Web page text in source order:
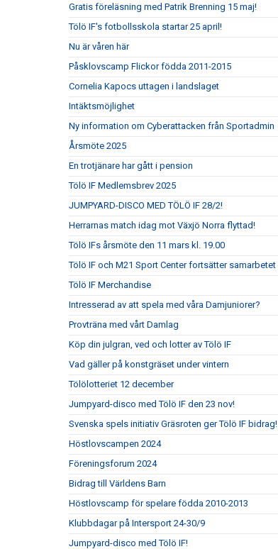
Gratis föreläsning med Patrik Brenning 15 maj!
Tölö IF's fotbollsskola startar 25 april!
Nu är våren här
Påsklovscamp Flickor födda 2011-2015
Cornelia Kapocs uttagen i landslaget
Intäktsmöjlighet
Ny information om Cyberattacken från Sportadmin
Årsmöte 2025
En trotjänare har gått i pension
Tölö IF Medlemsbrev 2025
JUMPYARD-DISCO MED TÖLÖ IF 28/2!
Herrarnas match idag mot Växjö Norra flyttad!
Tölö IFs årsmöte den 11 mars kl. 19.00
Tölö IF och M21 Sport Center fortsätter samarbetet
Tölö IF Merchandise
Intresserad av att spela med våra Damjuniorer?
Provträna med vårt Damlag
Köp din julgran, ved och lotter av Tölö IF
Vad gäller på konstgräset under vintern
Tölölotteriet 12 december
Jumpyard-disco med Tölö IF den 23 nov!
Svenska spels initiativ Gräsroten ger Tölö IF bidrag!
Höstlovscampen 2024
Föreningsforum 2024
Bidrag till Världens Barn
Höstlovscamp för spelare födda 2010-2013
Klubbdagar på Intersport 24-30/9
Jumpyard-disco med Tölö IF!